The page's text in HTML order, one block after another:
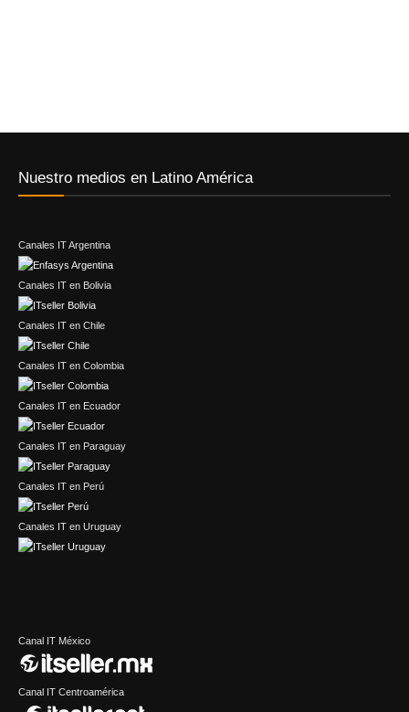
Nuestro medios en Latino América
Canales IT Argentina
Canales IT en Bolivia
Canales IT en Chile
Canales IT en Colombia
Canales IT en Ecuador
Canales IT en Paraguay
Canales IT en Perú
Canales IT en Uruguay
Canal IT México
Canal IT Centroamérica